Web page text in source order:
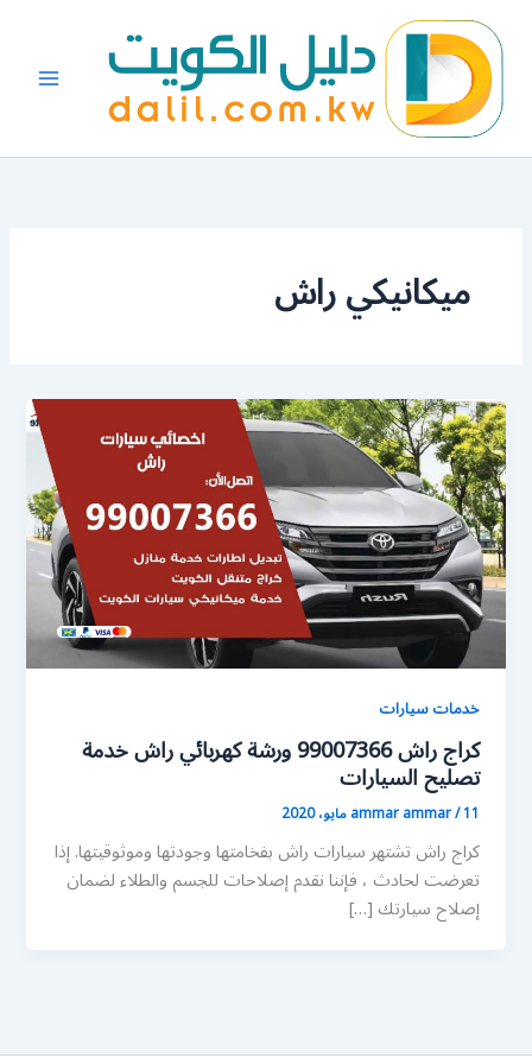
المحتوى
ميكانيكي راش
خدمات سيارات
كراج راش 99007366 ورشة كهربائي راش خدمة
تصليح السيارات
ammar ammar/11 مايو، 2020
كراج راش تشتهر سيارات راش بفخامتها وجودتها وموثوقيتها. إذا
تعرضت لحادث ، فإننا نقدم إصلاحات للجسم والطلاء لضمان
إصلاح سيارتك […]